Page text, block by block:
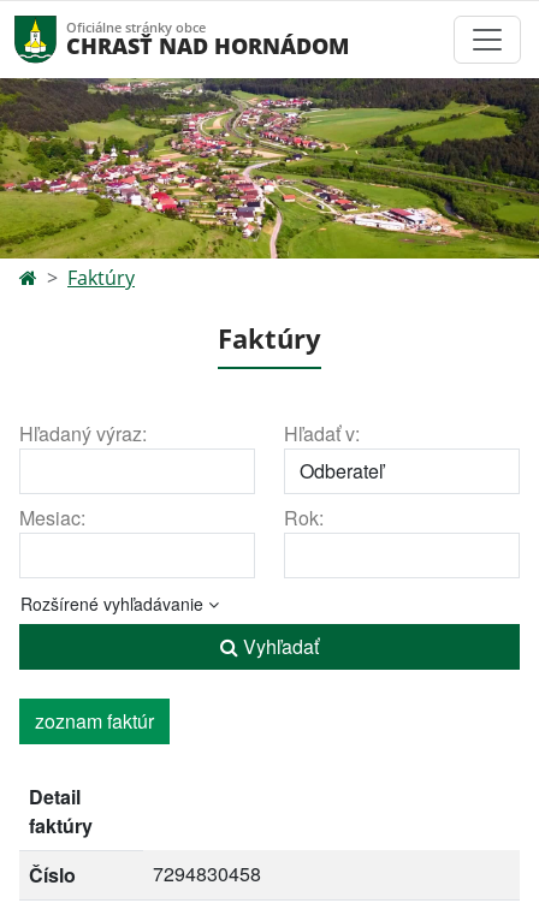
Oficiálne stránky obce
CHRASŤ NAD HORNÁDOM
Faktúry
Faktúry
Hľadaný výraz: Hľadať v:
Mesiac: Rok:
Rozšírené vyhľadávanie
Vyhľadať
zoznam faktúr
Detail
faktúry
Číslo
7294830458